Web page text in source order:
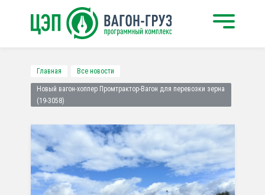
Главная Все новости
Новый вагон-хоппер Промтрактор-Вагон для перевозки зерна
(19-3058)